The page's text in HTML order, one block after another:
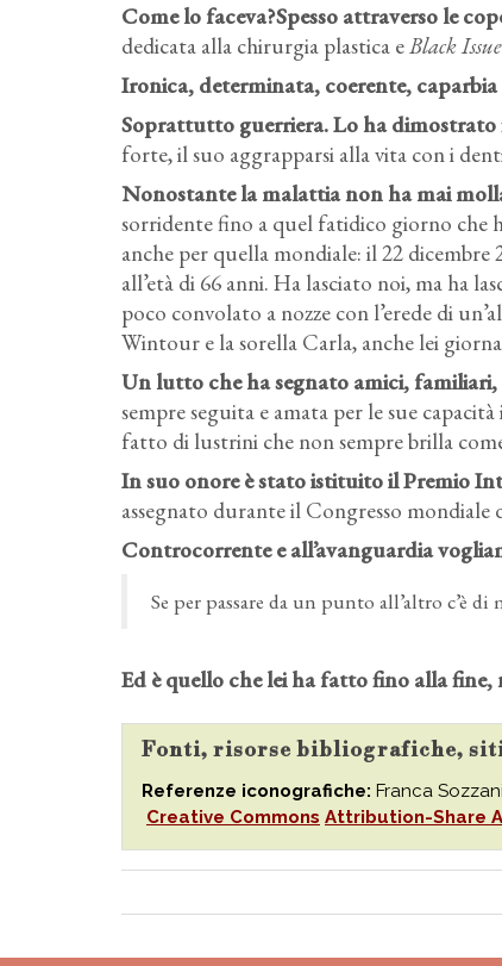
Come lo faceva?Spesso attraverso le
dedicata alla chirurgia plastica eBlack Issue
Ironica, determinata, coerente, caparbia
Soprattutto guerriera. Lo ha dimostrato
forte, il suo aggrapparsi alla vita con i
Nonostante la malattia non ha mai
sorridente fino a quel fatidico giorno che
anche per quella mondiale: il 22 dicembre
all’età di 66 anni. Ha lasciato noi, ma ha
poco convolato a nozze con l’erede di
Wintour e la sorella Carla, anche lei
Un lutto che ha segnato amici,
sempre seguita e amata per le sue
fatto di lustrini che non sempre brilla
In suo onore è stato istituito il Premio
assegnato durante il Congresso mondiale
Controcorrente e all’avanguardia
Se per passare da un punto all’altro c’è
Ed è quello che lei ha fatto fino alla fine,
Fonti, risorse bibliografiche, siti
Referenze iconografiche: Franca
Creative Commons Attribution-Share